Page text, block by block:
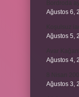
Ağustos 6,
Ağustos 5,
Ağustos 4,
Ağustos 3,